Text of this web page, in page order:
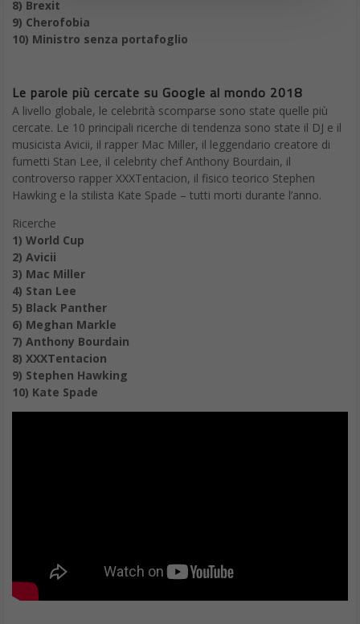
8) Brexit
9) Cherofobia
10) Ministro senza portafoglio
Le parole più cercate su Google al mondo 2018
A livello globale, le celebrità scomparse sono state quelle più
cercate. Le 10 principali ricerche di tendenza sono state il DJ e il
musicista Avicii, il rapper Mac Miller, il leggendario creatore di
fumetti Stan Lee, il celebrity chef Anthony Bourdain, il
controverso rapper XXXTentacion, il fisico teorico Stephen
Hawking e la stilista Kate Spade – tutti morti durante l’anno.
Ricerche
1) World Cup
2) Avicii
3) Mac Miller
4) Stan Lee
5) Black Panther
6) Meghan Markle
7) Anthony Bourdain
8) XXXTentacion
9) Stephen Hawking
10) Kate Spade